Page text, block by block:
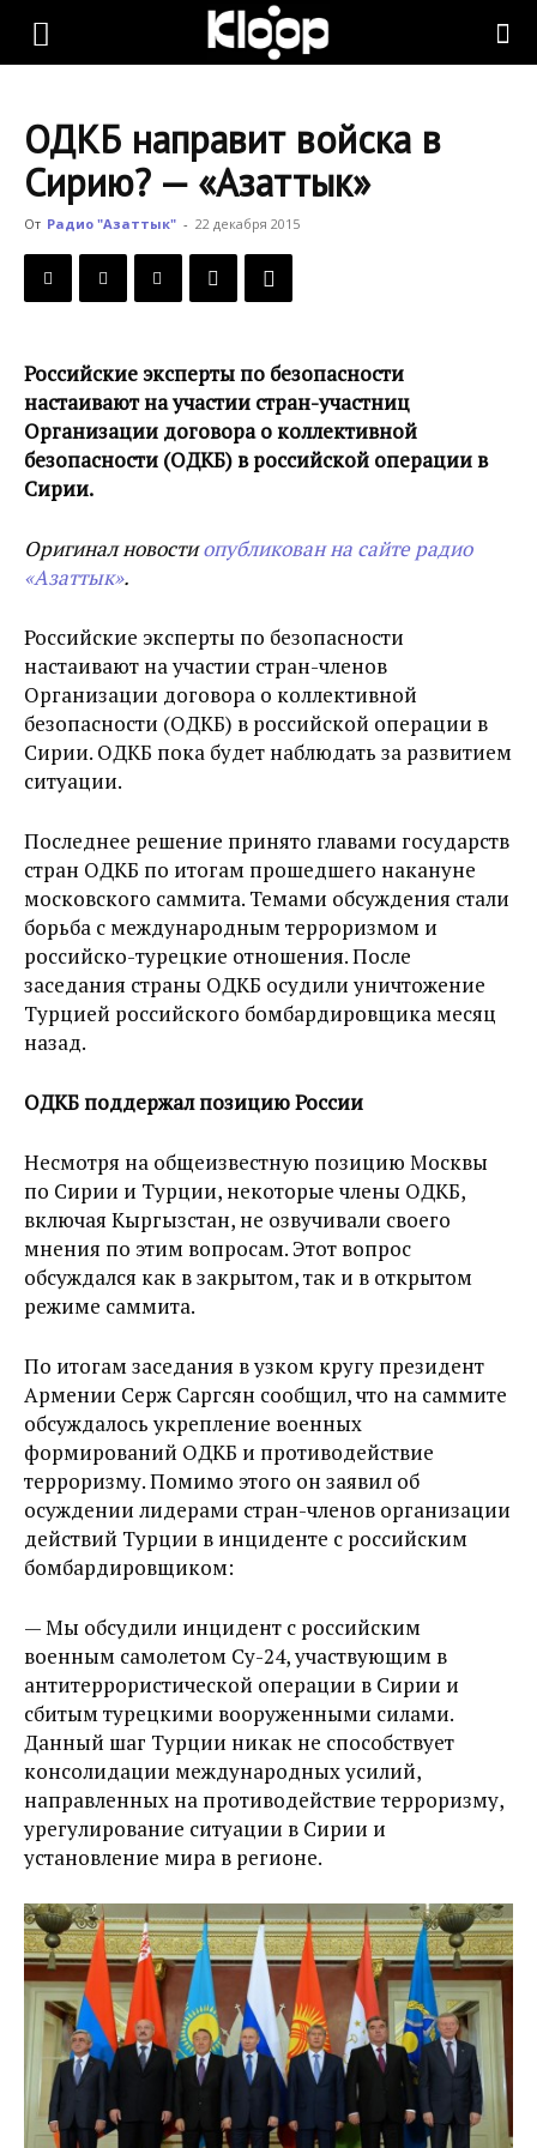
KLOOP.KG
Новости
ОДКБ направит войска в
Сирию? — «Азаттык»
От Радио "Азаттык" - 22 декабря 2015
Российские эксперты по безопасности
настаивают на участии стран-участниц
Организации договора о коллективной
безопасности (ОДКБ) в российской операции в
Сирии.
Оригинал новостиопубликован на сайте радио
«Азаттык».
Российские эксперты по безопасности
настаивают на участии стран-членов
Организации договора о коллективной
безопасности (ОДКБ) в российской операции в
Сирии. ОДКБ пока будет наблюдать за развитием
ситуации.
Последнее решение принято главами государств
стран ОДКБ по итогам прошедшего накануне
московского саммита. Темами обсуждения стали
борьба с международным терроризмом и
российско-турецкие отношения. После
заседания страны ОДКБ осудили уничтожение
Турцией российского бомбардировщика месяц
назад.
ОДКБ поддержал позицию России
Несмотря на общеизвестную позицию Москвы
по Сирии и Турции, некоторые члены ОДКБ,
включая Кыргызстан, не озвучивали своего
мнения по этим вопросам. Этот вопрос
обсуждался как в закрытом, так и в открытом
режиме саммита.
По итогам заседания в узком кругу президент
Армении Серж Саргсян сообщил, что на саммите
обсуждалось укрепление военных
формирований ОДКБ и противодействие
терроризму. Помимо этого он заявил об
осуждении лидерами стран-членов организации
действий Турции в инциденте с российским
бомбардировщиком:
— Мы обсудили инцидент с российским
военным самолетом Су-24, участвующим в
антитеррористической операции в Сирии и
сбитым турецкими вооруженными силами.
Данный шаг Турции никак не способствует
консолидации международных усилий,
направленных на противодействие терроризму,
урегулирование ситуации в Сирии и
установление мира в регионе​.